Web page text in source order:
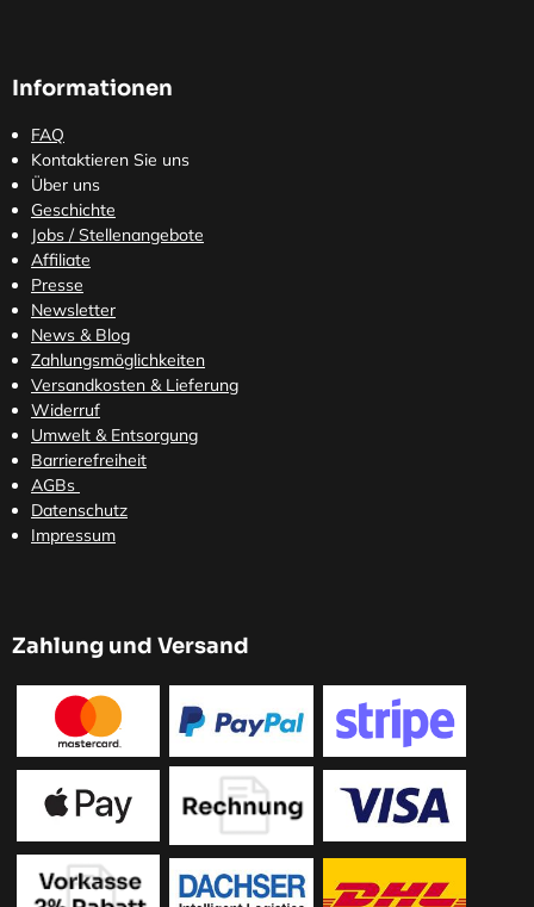
Informationen
FAQ
Kontaktieren Sie uns
Über uns
Geschichte
Jobs / Stellenangebote
Affiliate
Presse
Newsletter
News & Blog
Zahlungsmöglichkeiten
Versandkosten & Lieferung
Widerruf
Umwelt & Entsorgung
Barrierefreiheit
AGBs
Datenschutz
Impressum
Zahlung und Versand